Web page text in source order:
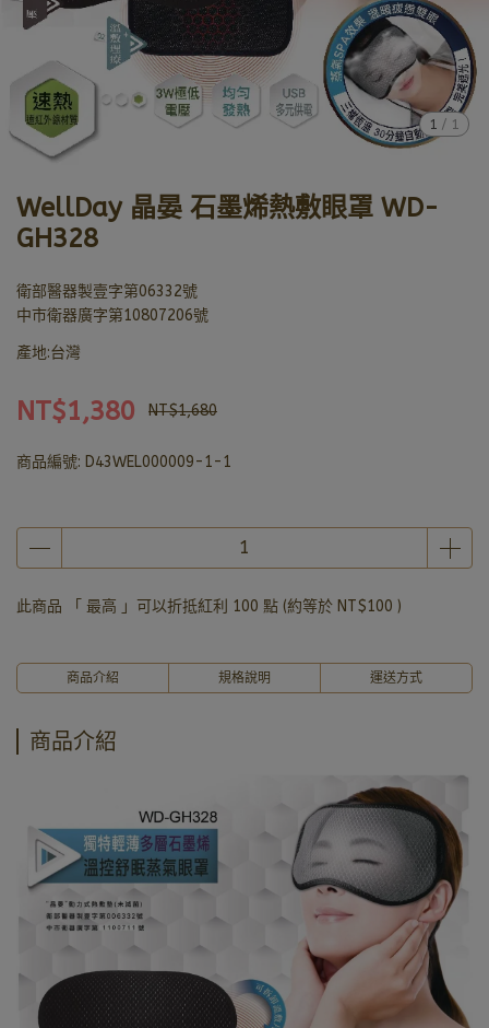
1 / 1
WellDay 晶晏 石墨烯熱敷眼罩 WD-
GH328
衛部醫器製壹字第06332號
中市衛器廣字第10807206號
產地:台灣
NT$1,380 NT$1,680
商品編號: D43WEL000009-1-1
此商品 「 最高 」可以折抵紅利 100 點 (約等於 NT$100 )
商品介紹 規格說明 運送方式
商品介紹